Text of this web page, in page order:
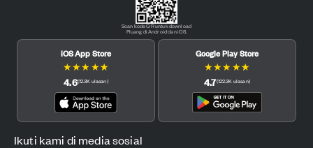
Scan kode QR untuk download
Pluang di Android dan iOS.
iOS App Store
★★★ ★★
4.6(12.3K ulasan)
Google Play Store
★★★ ★★
4.7(122.3K ulasan)
Ikuti kami di media sosial